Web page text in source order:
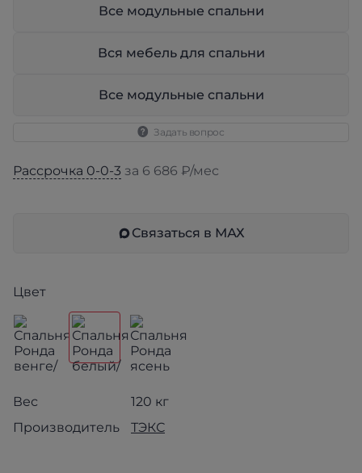
Все модульные спальни
Вся мебель для спальни
Все модульные спальни
Задать вопрос
Рассрочка 0-0-3 за 6 686 ₽/мес
Связаться в МАХ
Цвет
Вес
120 кг
Производитель
ТЭКС